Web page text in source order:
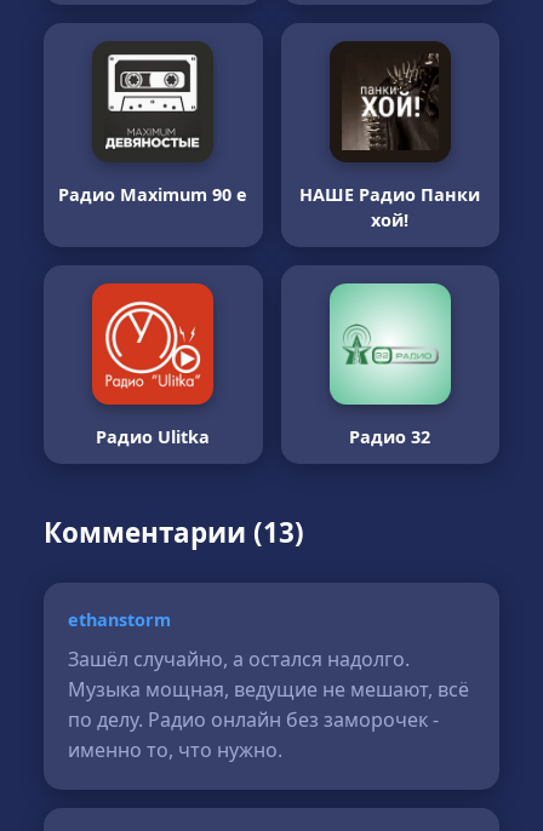
Радио Maximum 90 е
НАШЕ Радио Панки
хой!
Радио Ulitka Радио 32
Комментарии (13)
ethanstorm
Зашёл случайно, а остался надолго.
Музыка мощная, ведущие не мешают, всё
по делу. Радио онлайн без заморочек -
именно то, что нужно.